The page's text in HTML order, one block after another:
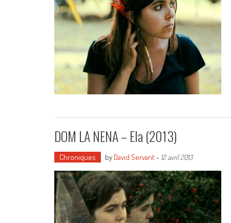
DOM LA NENA – Ela (2013)
Chroniques by David Servant- 12 avril 2013